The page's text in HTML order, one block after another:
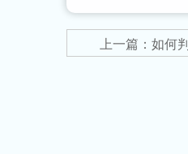
上一篇：如何